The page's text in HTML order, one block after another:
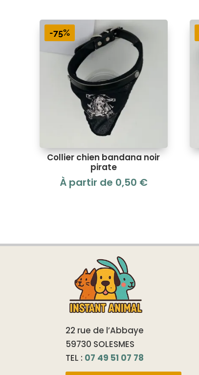
-75%
Collier chien bandana noir
pirate
À partir de 0,50 €
22 rue de l’Abbaye
59730 SOLESMES
TEL : 07 49 51 07 78